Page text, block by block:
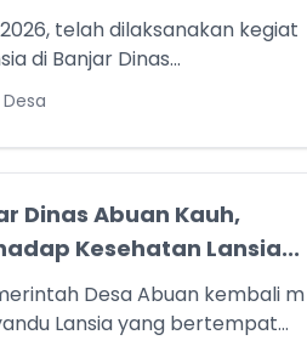
telah dilaksanakan kegiat
di Banjar Dinas...
Dinas Abuan Kauh,
Kesehatan Lansia...
Desa Abuan kembali m
Lansia yang bertempat...